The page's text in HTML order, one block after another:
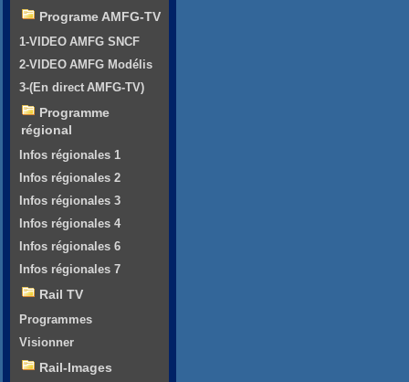
Programe AMFG-TV
1-VIDEO AMFG SNCF
2-VIDEO AMFG Modélis
3-(En direct AMFG-TV)
Programme
régional
Infos régionales 1
Infos régionales 2
Infos régionales 3
Infos régionales 4
Infos régionales 6
Infos régionales 7
Rail TV
Programmes
Visionner
Rail-Images